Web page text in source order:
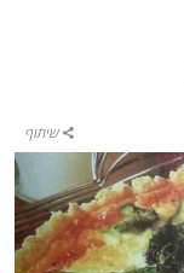
שיתוף